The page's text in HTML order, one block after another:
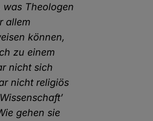
was Theologen
allem
können,
zu einem
nicht sich
nicht religiös
gehen sie